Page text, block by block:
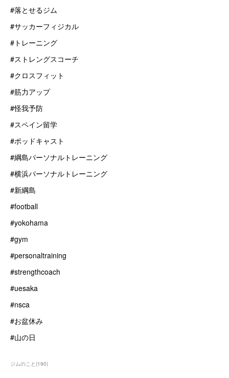
#落とせるジム
#サッカーフィジカル
#トレーニング
#ストレングスコーチ
#クロスフィット
#筋力アップ
#怪我予防
#スペイン留学
#ポッドキャスト
#綱島パーソナルトレーニング
#横浜パーソナルトレーニング
#新綱島
#football
#yokohama
#gym
#personaltraining
#strengthcoach
#uesaka
#nsca
#お盆休み
#山の日
ジムのこと(190)